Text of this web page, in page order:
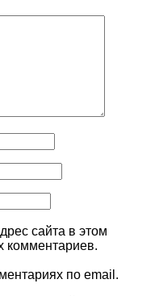
сайта в этом
комментариев.
по email.